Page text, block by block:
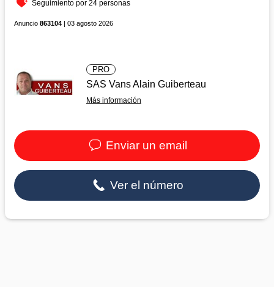
Seguimiento por 24 personas
Anuncio 863104 | 03 agosto 2026
PRO
SAS Vans Alain Guiberteau
Más información
Enviar un email
Ver el número